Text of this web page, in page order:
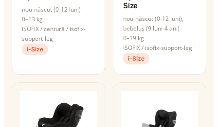
nou-născut (0-12 luni)
0–13 kg
ISOFIX / centură / isofix-
support-leg
i-Size
Size
nou-născut (0-12 luni),
bebeluș (9 luni-4 ani)
0–19 kg
ISOFIX / isofix-support-leg
i-Size